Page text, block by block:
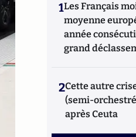
1Les Français
moyenne
année
grand
2Cette autre
(semi-
après Ceuta